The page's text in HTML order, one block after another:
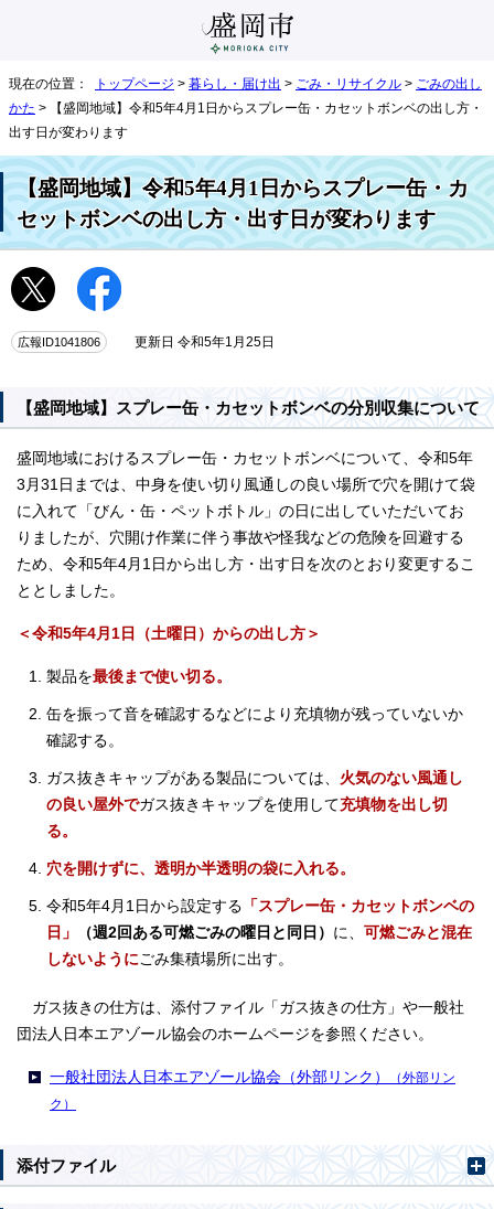
現在の位置： トップページ > 暮らし・届け出 > ごみ・リサイクル > ごみの出し
かた > 【盛岡地域】令和5年4月1日からスプレー缶・カセットボンベの出し方・
出す日が変わります
【盛岡地域】令和5年4月1日からスプレー缶・カ
セットボンベの出し方・出す日が変わります
広報ID1041806 更新日 令和5年1月25日
【盛岡地域】スプレー缶・カセットボンベの分別収集について
盛岡地域におけるスプレー缶・カセットボンベについて、令和5年
3月31日までは、中身を使い切り風通しの良い場所で穴を開けて袋
に入れて「びん・缶・ペットボトル」の日に出していただいてお
りましたが、穴開け作業に伴う事故や怪我などの危険を回避する
ため、令和5年4月1日から出し方・出す日を次のとおり変更するこ
ととしました。
＜令和5年4月1日（土曜日）からの出し方＞
製品を最後まで使い切る。
缶を振って音を確認するなどにより充填物が残っていないか
確認する。
ガス抜きキャップがある製品については、 火気のない風通し
の良い屋外でガス抜きキャップを使用して充填物を出し切
る。
穴を開けずに、透明か半透明の袋に入れる。
令和5年4月1日から設定する 「スプレー缶・カセットボンベの
日」
（週2回ある可燃ごみの曜日と同日） に、 可燃ごみと混在
しないように ごみ集積場所に出す。
ガス抜きの仕方は、添付ファイル「ガス抜きの仕方」や一般社
団法人日本エアゾール協会のホームページを参照ください。
一般社団法人日本エアゾール協会（外部リンク）
（外部リン
ク）
添付ファイル